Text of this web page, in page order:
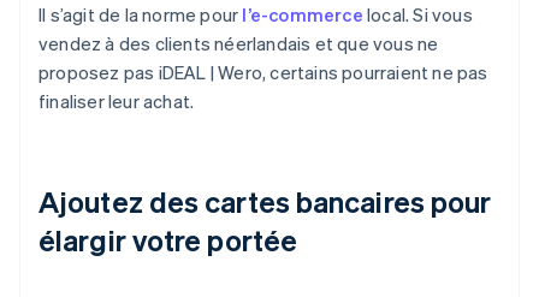
Il s’agit de la norme pour l’e-commerce local. Si vous
vendez à des clients néerlandais et que vous ne
proposez pas iDEAL | Wero, certains pourraient ne pas
finaliser leur achat.
Ajoutez des cartes bancaires pour
élargir votre portée